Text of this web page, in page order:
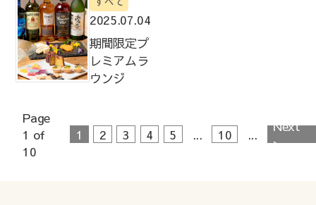
2025.07.04
期間限定プ
レミアムラ
ウンジ
Page
1 of
10
1 2 3 4 5 ... 10 ...
Next
>